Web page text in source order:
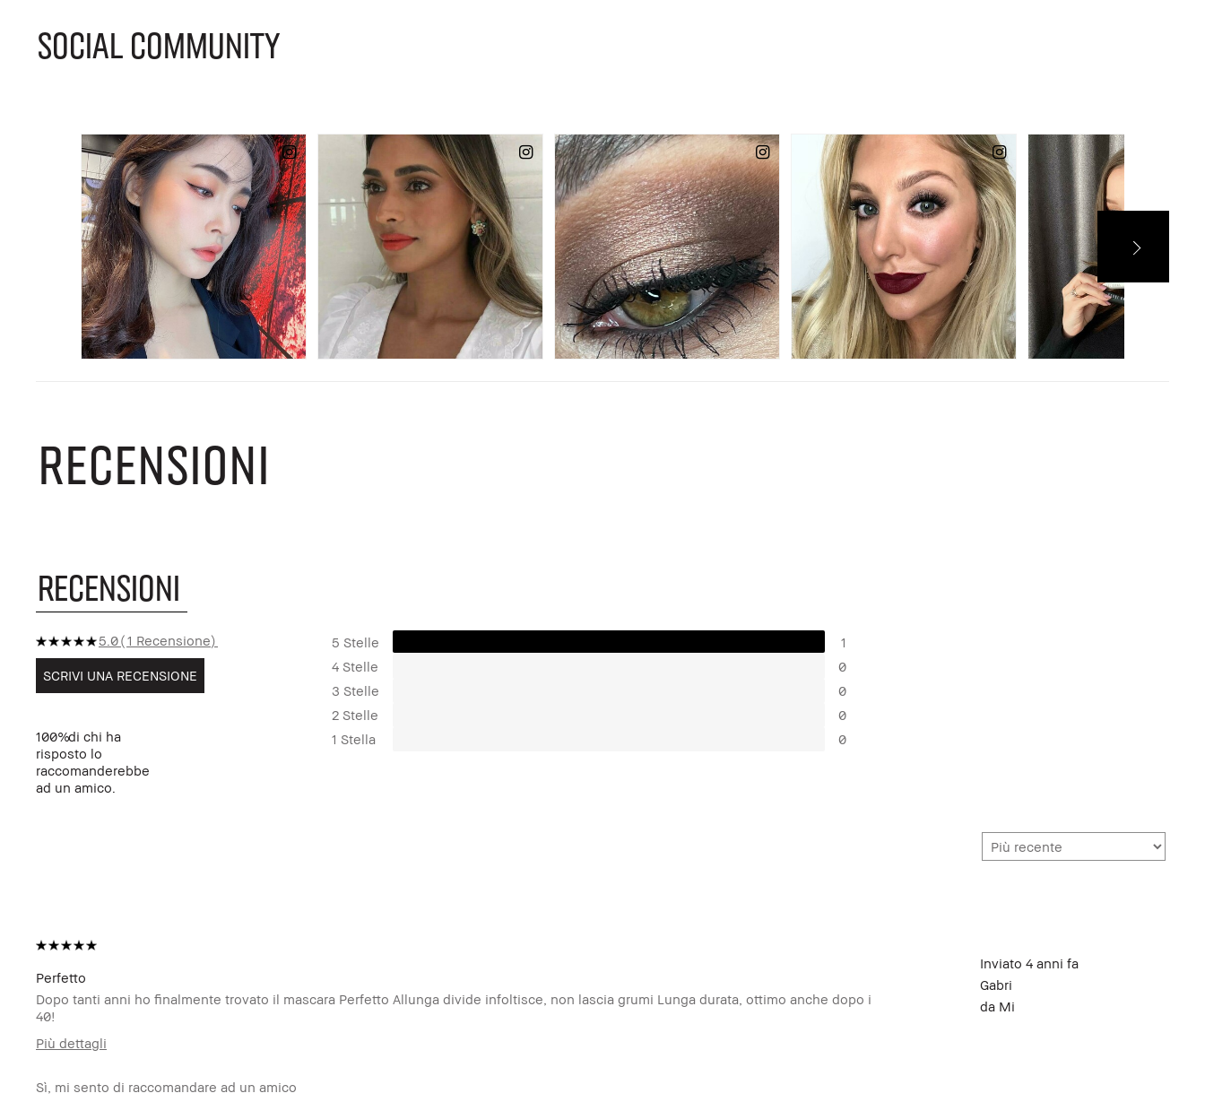
SOCIAL COMMUNITY
RECENSIONI
RECENSIONI
5.0 1 Recensione
SCRIVI UNA RECENSIONE
100%di chi ha
risposto lo
raccomanderebbe
ad un amico.
5 Stelle
1
4 Stelle
0
3 Stelle
0
2 Stelle
0
1 Stella
0
Perfetto
Inviato 4 anni fa
Gabri
da Mi
Dopo tanti anni ho finalmente trovato il mascara Perfetto Allunga divide infoltisce, non lascia grumi Lunga durata, ottimo anche dopo i
40!
Più dettagli
Esigenza/e
Iperpigmentazione
Sì, mi sento di raccomandare ad un amico